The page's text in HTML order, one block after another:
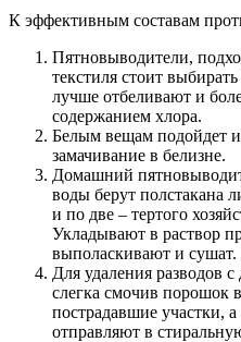
К эффективным составам
Пятновыводители,
текстиля стоит
лучше отбеливают и
содержанием хлора.
Белым вещам подойдет
замачивание в белизне.
Домашний
воды берут полстакана
и по две – тертого
Укладывают в раствор
выполаскивают и сушат.
Для удаления разводов
слегка смочив порошок
пострадавшие участки, а
отправляют в